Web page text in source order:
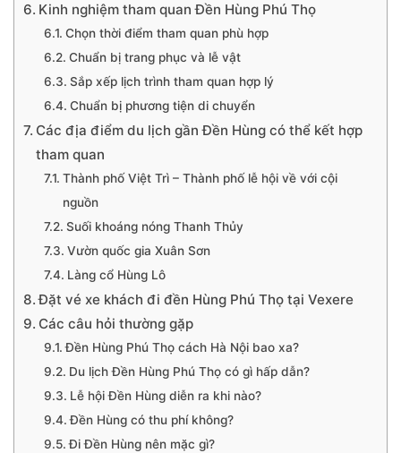
Kinh nghiệm tham quan Đền Hùng Phú Thọ
Chọn thời điểm tham quan phù hợp
Chuẩn bị trang phục và lễ vật
Sắp xếp lịch trình tham quan hợp lý
Chuẩn bị phương tiện di chuyển
Các địa điểm du lịch gần Đền Hùng có thể kết hợp
tham quan
Thành phố Việt Trì – Thành phố lễ hội về với cội
nguồn
Suối khoáng nóng Thanh Thủy
Vườn quốc gia Xuân Sơn
Làng cổ Hùng Lô
Đặt vé xe khách đi đền Hùng Phú Thọ tại Vexere
Các câu hỏi thường gặp
Đền Hùng Phú Thọ cách Hà Nội bao xa?
Du lịch Đền Hùng Phú Thọ có gì hấp dẫn?
Lễ hội Đền Hùng diễn ra khi nào?
Đền Hùng có thu phí không?
Đi Đền Hùng nên mặc gì?